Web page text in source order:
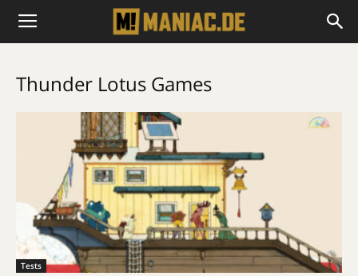
Thunder Lotus Games
Tests